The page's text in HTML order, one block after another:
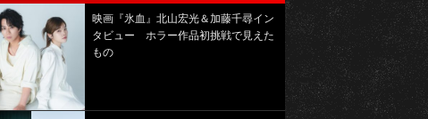
映画『氷血』北山宏光＆加藤千尋イン
タビュー ホラー作品初挑戦で見えた
もの